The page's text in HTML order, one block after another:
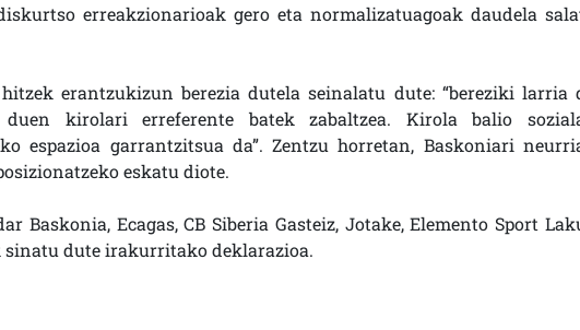
erreakzionarioak gero eta normalizatuagoak daudela
erantzukizun berezia dutela seinalatu dute: “bereziki larria
kirolari erreferente batek zabaltzea. Kirola balio
espazioa garrantzitsua da”. Zentzu horretan, Baskoniari
eskatu diote.
Baskonia, Ecagas, CB Siberia Gasteiz, Jotake, Elemento Sport
sinatu dute irakurritako deklarazioa.